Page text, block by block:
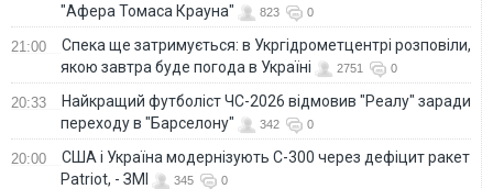
"Афера Томаса Крауна"
823 0
21:00
Спека ще затримується: в Укргідрометцентрі розповіли,
якою завтра буде погода в Україні
2751 0
20:33
Найкращий футболіст ЧС-2026 відмовив "Реалу" заради
переходу в "Барселону"
342 0
20:00
США і Україна модернізують С-300 через дефіцит ракет
Patriot, - ЗМІ
345 0